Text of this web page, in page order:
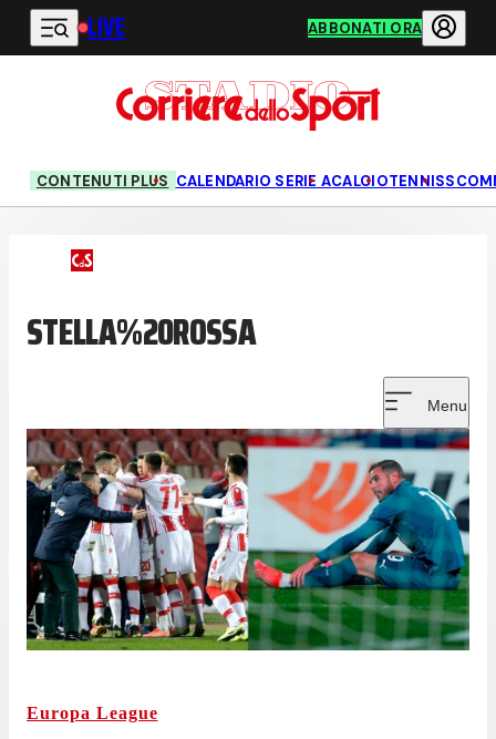
Vai al contenuto principale
LIVE ABBONATI ORA
CONTENUTI PLUS CALENDARIO SERIE ACALCIOTENNIS
STELLA%20ROSSA
Menu
Europa League